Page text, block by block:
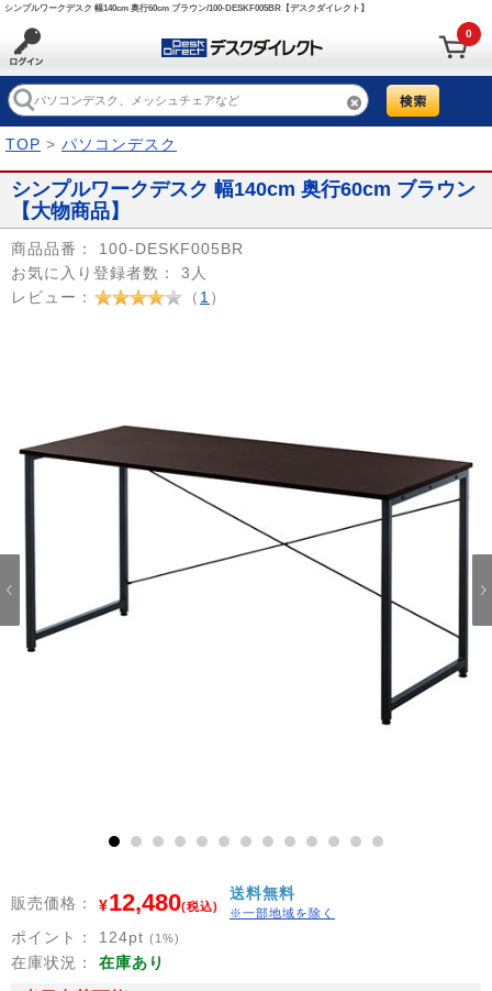
シンプルワークデスク 幅140cm 奥行60cm ブラウン/100-DESKF005BR【デスクダイレクト】
0
TOP > パソコンデスク
シンプルワークデスク 幅140cm 奥行60cm ブラウン
【大物商品】
商品品番：
100-DESKF005BR
お気に入り登録者数：
3人
レビュー：
（ 1 ）
10 11 12
販売価格： ¥12,480(税込)
送料無料
※一部地域を除く
ポイント： 124pt (1%)
在庫状況： 在庫あり